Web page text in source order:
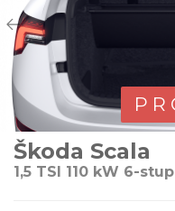
Škoda Scala
1,5 TSI 110 kW 6-